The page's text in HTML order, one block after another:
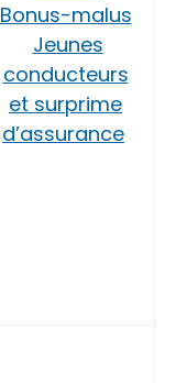
Bonus-malus
Jeunes
conducteurs
et surprime
d’assurance